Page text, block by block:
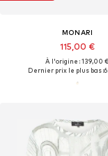
MONARI
115,00 €
À l'origine : 139,00 €
Dernier prix le plus bas :